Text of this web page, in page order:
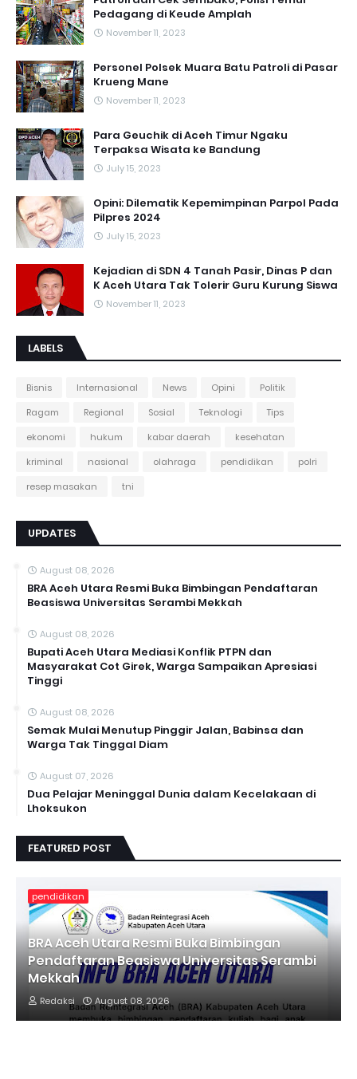
Pedagang di Keude Amplah
November 11, 2023
Personel Polsek Muara Batu Patroli di Pasar
Krueng Mane
November 11, 2023
Para Geuchik di Aceh Timur Ngaku
Terpaksa Wisata ke Bandung
July 15, 2023
Opini: Dilematik Kepemimpinan Parpol Pada
Pilpres 2024
July 15, 2023
Kejadian di SDN 4 Tanah Pasir, Dinas P dan
K Aceh Utara Tak Tolerir Guru Kurung Siswa
November 11, 2023
LABELS
Bisnis Internasional News Opini
Politik
Ragam
Regional Sosial Teknologi
Tips
ekonomi
hukum kabar daerah
kesehatan
kriminal
nasional olahraga pendidikan
polri
resep masakan
tni
UPDATES
August 08, 2026
BRA Aceh Utara Resmi Buka Bimbingan Pendaftaran
Beasiswa Universitas Serambi Mekkah
August 08, 2026
Bupati Aceh Utara Mediasi Konflik PTPN dan
Masyarakat Cot Girek, Warga Sampaikan Apresiasi
Tinggi
August 08, 2026
Semak Mulai Menutup Pinggir Jalan, Babinsa dan
Warga Tak Tinggal Diam
August 07, 2026
Dua Pelajar Meninggal Dunia dalam Kecelakaan di
Lhoksukon
FEATURED POST
pendidikan
BRA Aceh Utara Resmi Buka Bimbingan
Pendaftaran Beasiswa Universitas Serambi
Mekkah
Redaksi August 08, 2026